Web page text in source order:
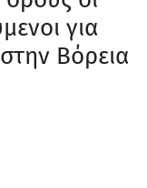
για
Βόρεια